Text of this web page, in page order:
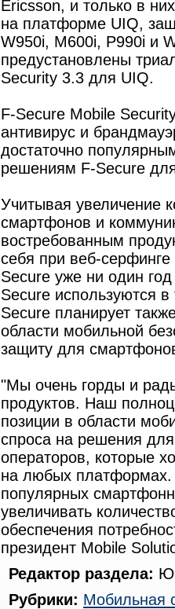
Ericsson, и только в
на платформе UIQ,
W950i, M600i, P990i и
предустановлены
Security 3.3 для UIQ.
F-Secure Mobile
антивирус и
достаточно
решениям F-Secure
Учитывая увеличение
смартфонов и
востребованным
себя при веб-
Secure уже ни один
Secure используются
Secure планирует
области мобильной
защиту для
"Мы очень горды и
продуктов. Наш
позиции в области
спроса на решения
операторов, которые
на любых
популярных
увеличивать
обеспечения
президент Mobile
Редактор раздела:
Рубрики: Мобильная